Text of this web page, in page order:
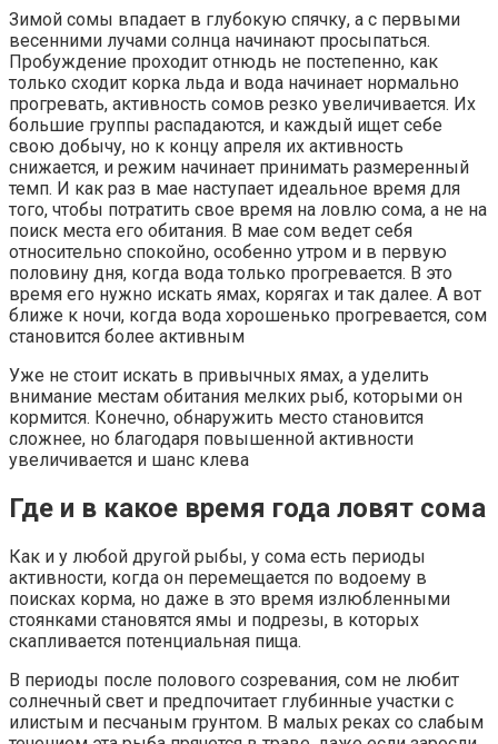
Зимой сомы впадает в глубокую спячку, а с первыми
весенними лучами солнца начинают просыпаться.
Пробуждение проходит отнюдь не постепенно, как
только сходит корка льда и вода начинает нормально
прогревать, активность сомов резко увеличивается. Их
большие группы распадаются, и каждый ищет себе
свою добычу, но к концу апреля их активность
снижается, и режим начинает принимать размеренный
темп. И как раз в мае наступает идеальное время для
того, чтобы потратить свое время на ловлю сома, а не на
поиск места его обитания. В мае сом ведет себя
относительно спокойно, особенно утром и в первую
половину дня, когда вода только прогревается. В это
время его нужно искать ямах, корягах и так далее. А вот
ближе к ночи, когда вода хорошенько прогревается, сом
становится более активным
Уже не стоит искать в привычных ямах, а уделить
внимание местам обитания мелких рыб, которыми он
кормится. Конечно, обнаружить место становится
сложнее, но благодаря повышенной активности
увеличивается и шанс клева
Где и в какое время года ловят сома
Как и у любой другой рыбы, у сома есть периоды
активности, когда он перемещается по водоему в
поисках корма, но даже в это время излюбленными
стоянками становятся ямы и подрезы, в которых
скапливается потенциальная пища.
В периоды после полового созревания, сом не любит
солнечный свет и предпочитает глубинные участки с
илистым и песчаным грунтом. В малых реках со слабым